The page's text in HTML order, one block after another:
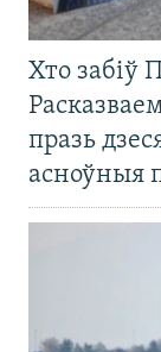
Хто забіў
празь
асноўныя